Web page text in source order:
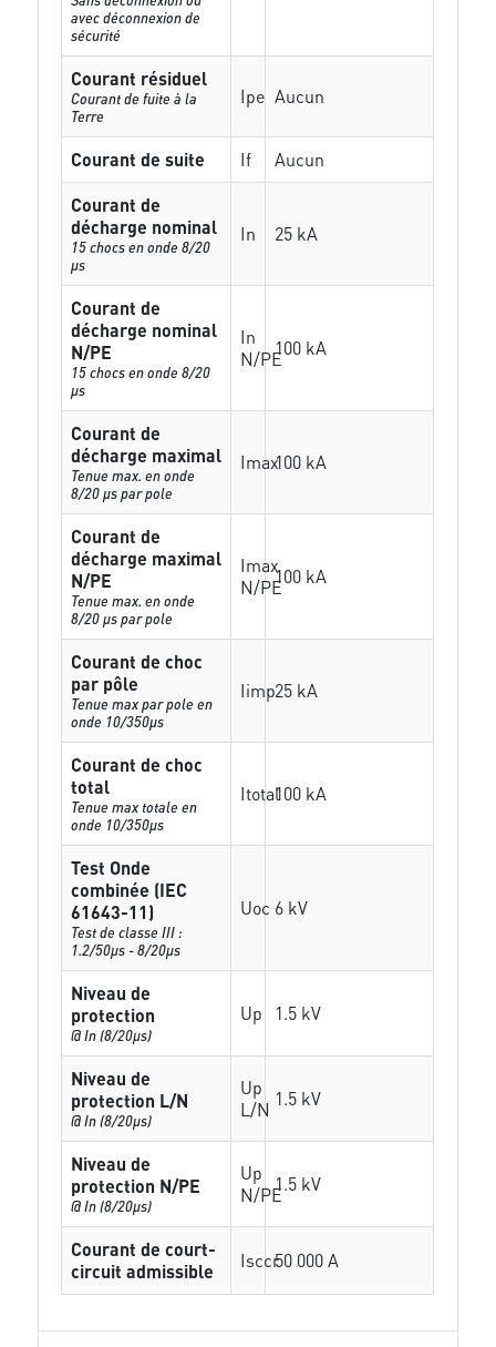
avec déconnexion de
sécurité
Courant résiduel
Courant de fuite à la
Terre
Ipe Aucun
Courant de suite If
Aucun
Courant de
décharge nominal
15 chocs en onde 8/20
µs
In 25 kA
Courant de
décharge nominal
N/PE
15 chocs en onde 8/20
µs
In
N/PE100 kA
Courant de
décharge maximal
Tenue max. en onde
8/20 µs par pole
Imax100 kA
Courant de
décharge maximal
N/PE
Tenue max. en onde
8/20 µs par pole
Imax
N/PE100 kA
Courant de choc
par pôle
Tenue max par pole en
onde 10/350µs
Iimp25 kA
Courant de choc
total
Tenue max totale en
onde 10/350µs
Itotal100 kA
Test Onde
combinée (IEC
61643-11)
Test de classe III :
1.2/50µs - 8/20µs
Uoc 6 kV
Niveau de
protection
@ In (8/20µs)
Up 1.5 kV
Niveau de
protection L/N
@ In (8/20µs)
Up
L/N 1.5 kV
Niveau de
protection N/PE
@ In (8/20µs)
Up
N/PE1.5 kV
Courant de court-
circuit admissible
Isccr50 000 A